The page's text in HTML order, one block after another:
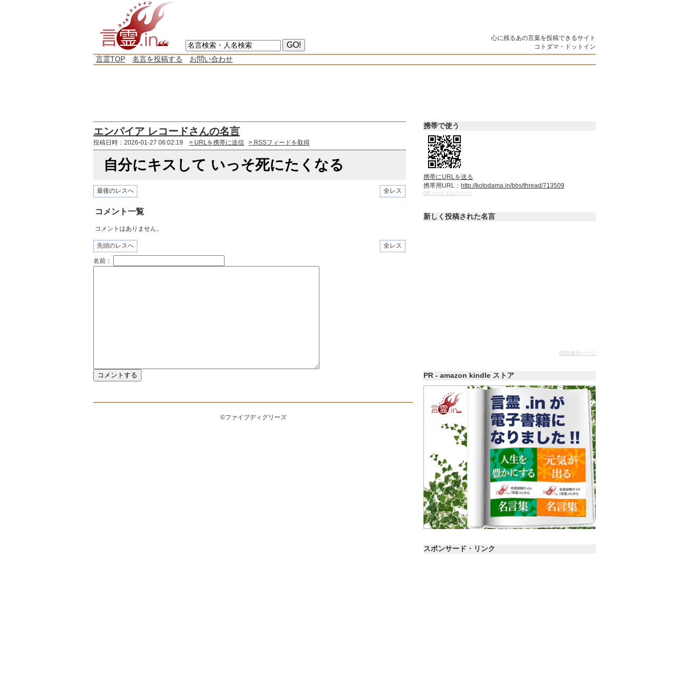
心に残るあの言葉を投稿できるサイト
コトダマ・ドットイン
言霊TOP 名言を投稿する お問い合わせ
エンパイア レコードさんの名言
投稿日時：2026-01-27 06:02:19 > URLを携帯に送信 > RSSフィードを取得
自分にキスして いっそ死にたくなる
最後のレスへ 全レス
コメント一覧
コメントはありません。
先頭のレスへ 全レス
名前：
©ファイブディグリーズ
携帯で使う
携帯にURLを送る
携帯用URL： http://kotodama.in/bbs/thread/713509
QRコードブログパーツ
新しく投稿された名言
RSS表示パーツ
PR - amazon kindle ストア
スポンサード・リンク